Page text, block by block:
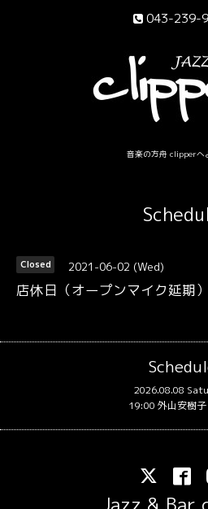
043-239-
音楽の方舟 clipperへ
Closed 2021-06-02 (Wed)
店休日（オープンマイク延期）
2026.08.08
19:00 外山安樹